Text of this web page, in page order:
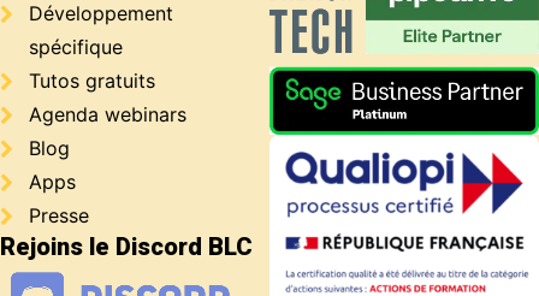
Développement
spécifique
Tutos gratuits
Agenda webinars
Blog
Apps
Presse
Rejoins le Discord BLC